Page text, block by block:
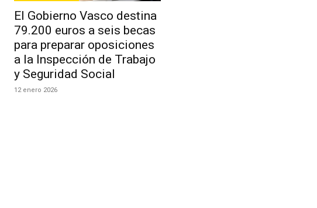
El Gobierno Vasco destina
79.200 euros a seis becas
para preparar oposiciones
a la Inspección de Trabajo
y Seguridad Social
12 enero 2026